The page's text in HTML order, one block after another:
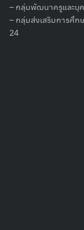
– กลุ่มพัฒนาครูและบุ
– กลุ่มส่งเสริมการศึก
24